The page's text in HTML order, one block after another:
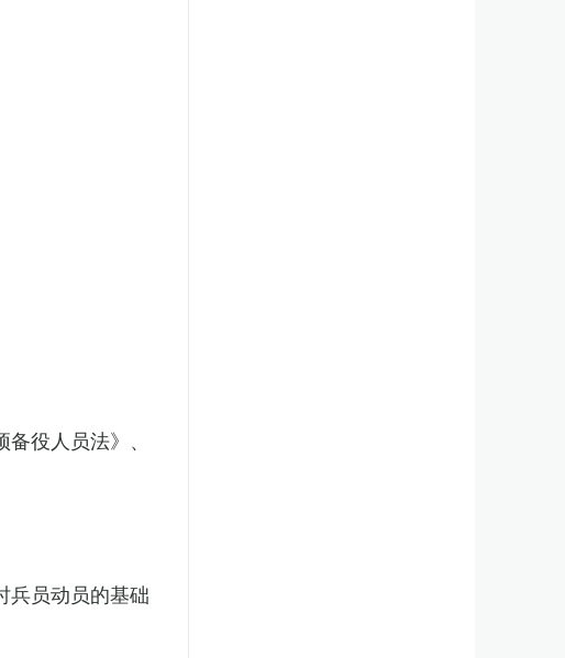
役人员法》、
兵员动员的基础